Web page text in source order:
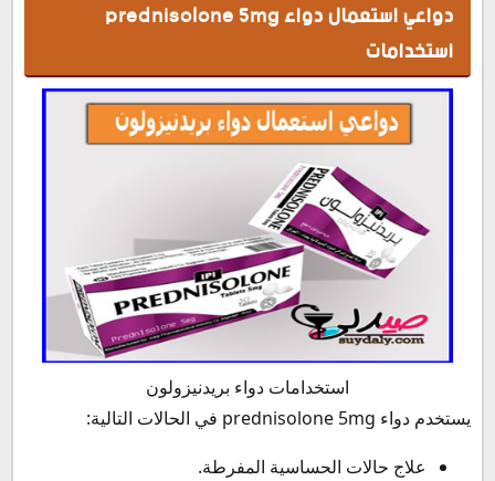
دواعي استعمال دواء prednisolone 5mg
استخدامات
استخدامات دواء بريدنيزولون
يستخدم دواء prednisolone 5mg في الحالات التالية:
علاج حالات الحساسية المفرطة.